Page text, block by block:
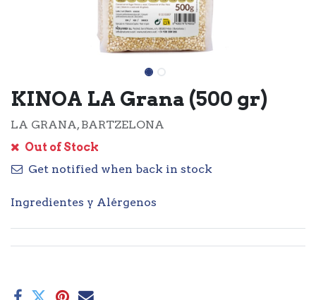
KINOA LA Grana (500 gr)
LA GRANA, BARTZELONA
Out of Stock
Get notified when back in stock
Ingredientes y Alérgenos